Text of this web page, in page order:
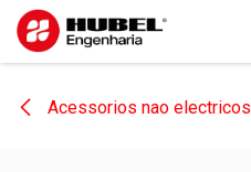
Pular para o conteúdo
Acessorios nao electricos